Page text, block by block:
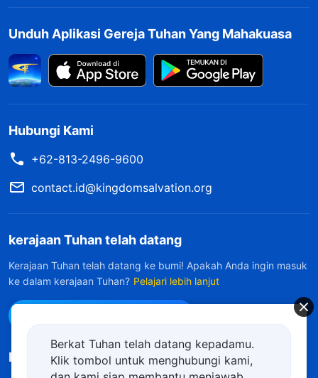
Unduh Aplikasi Gereja Tuhan Yang Mahakuasa
Hubungi Kami
+62-813-2496-9600
contact.id@kingdomsalvation.org
kerajaan Tuhan telah datang
Kerajaan Tuhan telah datang ke bumi! Apakah Anda ingin masuk
ke dalam kerajaan Tuhan? Pelajari lebih lanjut
Ikuti Kami
Berkat Tuhan telah datang kepadamu.
Klik tombol untuk menghubungi kami,